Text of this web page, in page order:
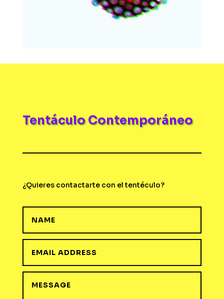
Tentáculo Contemporáneo
¿Quieres contactarte con el tentéculo?